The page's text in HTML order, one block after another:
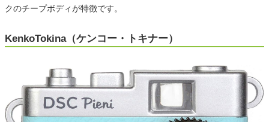
クのチープボディが特徴です。
KenkoTokina（ケンコー・トキナー）